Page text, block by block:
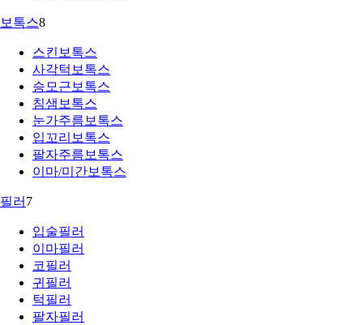
보톡스8
스킨보톡스
사각턱보톡스
승모근보톡스
침샘보톡스
눈가주름보톡스
입꼬리보톡스
팔자주름보톡스
이마/미간보톡스
필러 7
입술필러
이마필러
코필러
귀필러
턱필러
팔자필러